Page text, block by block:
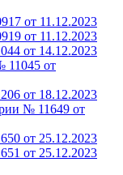
от 11.12.2023
от 11.12.2023
от 14.12.2023
11045 от
от 18.12.2023
№ 11649 от
от 25.12.2023
от 25.12.2023